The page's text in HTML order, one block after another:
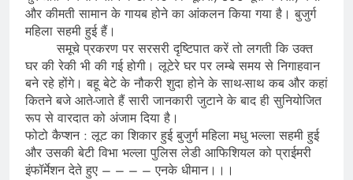
और कीमती सामान के गायब होने का आंकलन किया गया है। बुजुर्ग
महिला सहमी हुई हैं।
समूचे प्रकरण पर सरसरी दृष्टिपात करें तो लगती कि उक्त
घर की रेकी भी की गई होगी। लूटेरे घर पर लम्बे समय से निगाहवान
बने रहे होंगे। बहू बेटे के नौकरी शुदा होने के साथ-साथ कब और कहां
कितने बजे आते-जाते हैं सारी जानकारी जुटाने के बाद ही सुनियोजित
रूप से वारदात को अंजाम दिया है।
फोटो कैप्शन : लूट का शिकार हुई बुजुर्ग महिला मधु भल्ला सहमी हुई
और उसकी बेटी विभा भल्ला पुलिस लेडी आफिशियल को प्राईमरी
इंफॉर्मेशन देते हुए – – – – एनके धीमान।।।